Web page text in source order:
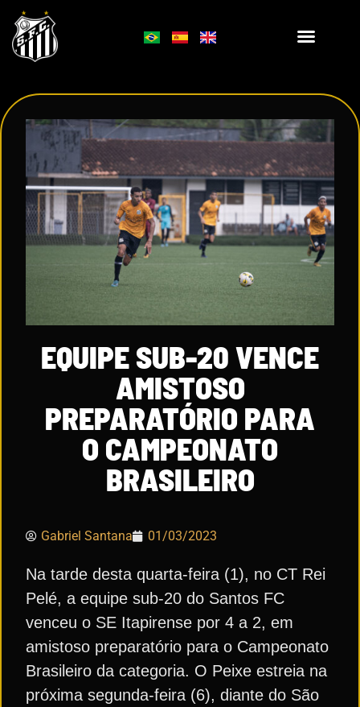
EQUIPE SUB-20 VENCE
AMISTOSO
PREPARATÓRIO PARA
O CAMPEONATO
BRASILEIRO
Gabriel Santana 01/03/2023
Na tarde desta quarta-feira (1), no CT Rei
Pelé, a equipe sub-20 do Santos FC
venceu o SE Itapirense por 4 a 2, em
amistoso preparatório para o Campeonato
Brasileiro da categoria. O Peixe estreia na
próxima segunda-feira (6), diante do São